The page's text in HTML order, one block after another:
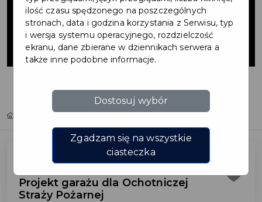
dla Ochotniczej
Straży Pożarnej
Projekt garażu dla Ochotniczej
Straży Pożarnej
ilość czasu spędzonego na poszczególnych
stronach, data i godzina korzystania z Serwisu, typ
i wersja systemu operacyjnego, rozdzielczość
ekranu, dane zbierane w dziennikach serwera a
także inne podobne informacje.
Dostosuj wybór
Zgadzam się na wszystkie
ciasteczka